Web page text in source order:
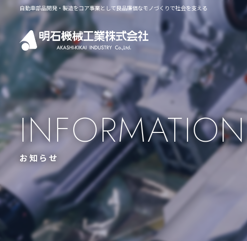
自動車部品開発・製造をコア事業として良品廉価なモノづくりで社会を支える
INFORMATION
お知らせ